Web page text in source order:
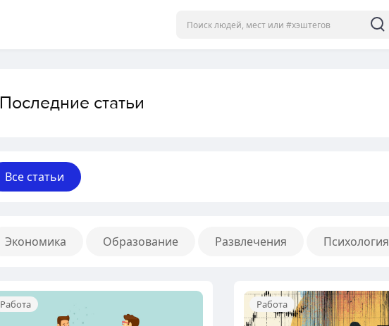
Последние статьи
Все статьи
Экономика Образование Развлечения Психология
Работа Работа